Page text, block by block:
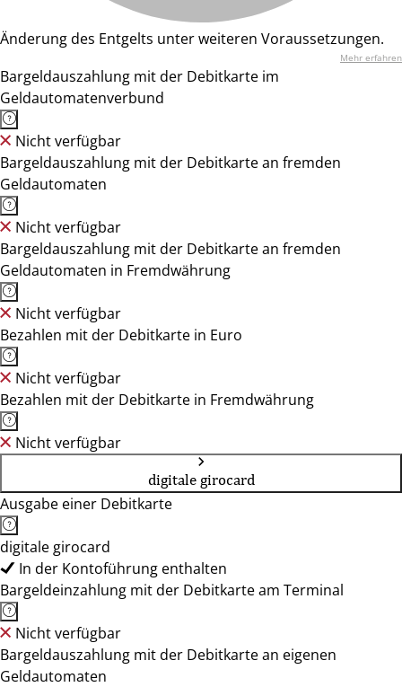
Änderung des Entgelts unter weiteren Voraussetzungen.
Mehr erfahren
Bargeldauszahlung mit der Debitkarte im
Geldautomatenverbund
Nicht verfügbar
Bargeldauszahlung mit der Debitkarte an fremden
Geldautomaten
Nicht verfügbar
Bargeldauszahlung mit der Debitkarte an fremden
Geldautomaten in Fremdwährung
Nicht verfügbar
Bezahlen mit der Debitkarte in Euro
Nicht verfügbar
Bezahlen mit der Debitkarte in Fremdwährung
Nicht verfügbar
digitale girocard
Ausgabe einer Debitkarte
digitale girocard
In der Kontoführung enthalten
Bargeldeinzahlung mit der Debitkarte am Terminal
Nicht verfügbar
Bargeldauszahlung mit der Debitkarte an eigenen
Geldautomaten